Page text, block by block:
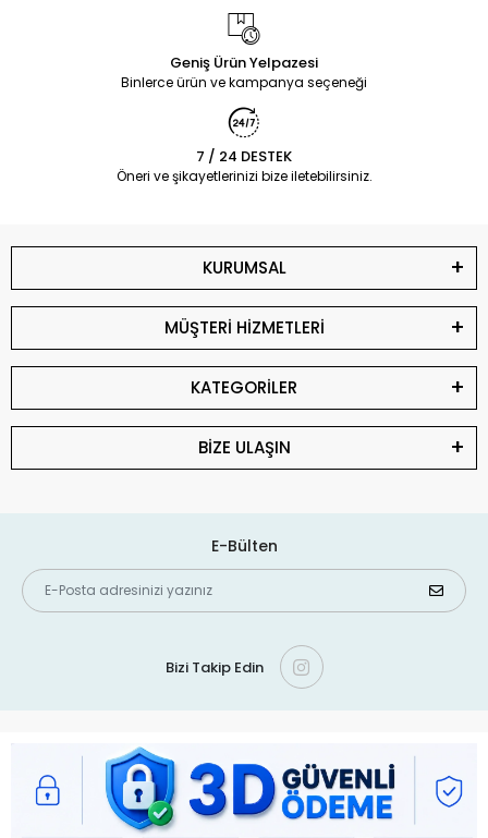
Geniş Ürün Yelpazesi
Binlerce ürün ve kampanya seçeneği
7 / 24 DESTEK
Öneri ve şikayetlerinizi bize iletebilirsiniz.
KURUMSAL
MÜŞTERİ HİZMETLERİ
KATEGORİLER
BİZE ULAŞIN
E-Bülten
Bizi Takip Edin